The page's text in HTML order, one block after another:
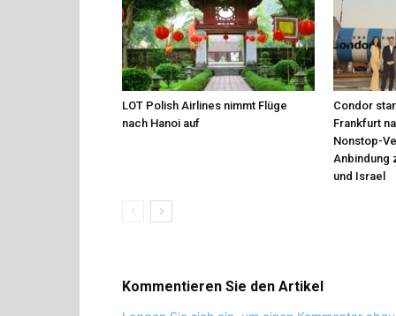
LOT Polish Airlines nimmt Flüge
nach Hanoi auf
Condor
Frankfurt
Nonstop-
Anbindung
und Israel
Kommentieren Sie den Artikel